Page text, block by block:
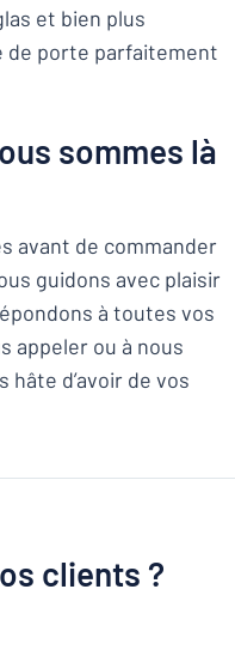
et bien plus
de porte parfaitement
sommes là
avant de commander
guidons avec plaisir
à toutes vos
appeler ou à nous
hâte d’avoir de vos
clients ?